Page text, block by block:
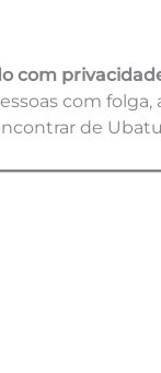
com
com
de